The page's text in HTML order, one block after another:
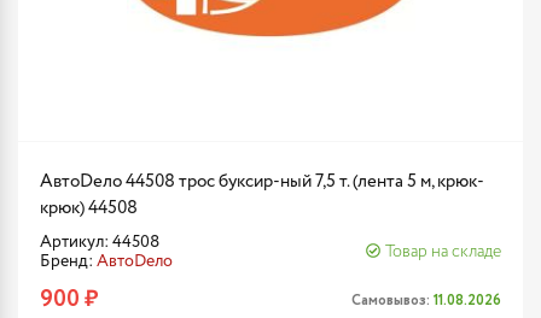
АвтоDело 44508 трос буксир-ный 7,5 т. (лента 5 м, крюк-
крюк) 44508
Артикул: 44508
Бренд: АвтоDело
Товар на складе
900 ₽ Самовывоз: 11.08.2026